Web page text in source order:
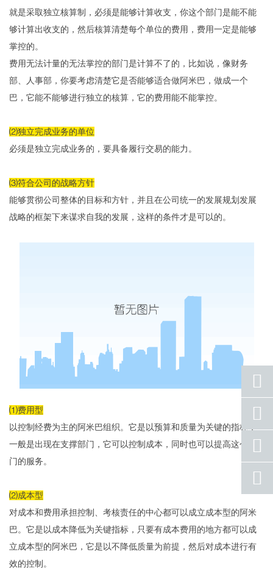
就是采取独立核算制，必须是能够计算收支，你这个部门是能不能
够计算出收支的，然后核算清楚每个单位的费用，费用一定是能够
掌控的。
费用无法计量的无法掌控的部门是计算不了的，比如说，像财务
部、人事部，你要考虑清楚它是否能够适合做阿米巴，做成一个
巴，它能不能够进行独立的核算，它的费用能不能掌控。
⑵独立完成业务的单位
必须是独立完成业务的，要具备履行交易的能力。
⑶符合公司的战略方针
能够贯彻公司整体的目标和方针，并且在公司统一的发展规划发展
战略的框架下来谋求自我的发展，这样的条件才是可以的。
⑴费用型
以控制经费为主的阿米巴组织。它是以预算和质量为关键的指标，
一般是出现在支撑部门，它可以控制成本，同时也可以提高这个部
门的服务。
⑵成本型
对成本和费用承担控制、考核责任的中心都可以成立成本型的阿米
巴。它是以成本降低为关键指标，只要有成本费用的地方都可以成
立成本型的阿米巴，它是以不降低质量为前提，然后对成本进行有
效的控制。
座机
号码
手机
号码
qq
联系
顶部